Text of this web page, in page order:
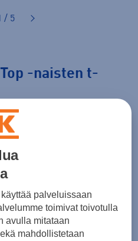
/ 5
-naisten t-
L XL XXL
palveluissaan
toimivat toivotulla
avulla mitataan
mahdollistetaan